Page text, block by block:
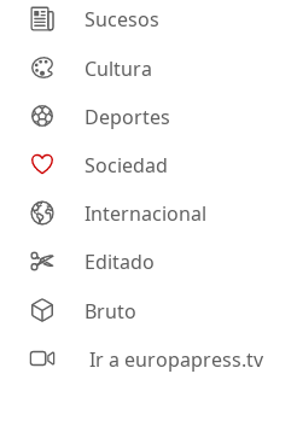
Sucesos
Cultura
Deportes
Sociedad
Internacional
Editado
Bruto
Ir a europapress.tv